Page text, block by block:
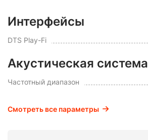
Интерфейсы
DTS Play-Fi
Акустическая система
Частотный диапазон
Смотреть все параметры